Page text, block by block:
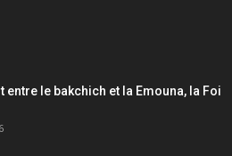
entre le bakchich et la Emouna, la Foi